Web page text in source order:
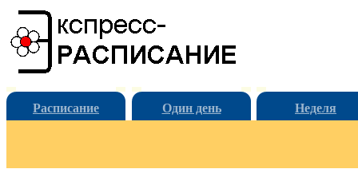
Расписание Один день Неделя